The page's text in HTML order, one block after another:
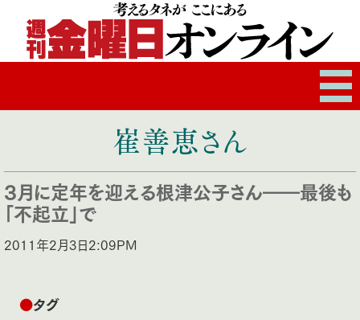
崔善恵さん
3月に定年を迎える根津公子さん――最後も
「不起立」で
2011年2月3日2:09PM
●タグ